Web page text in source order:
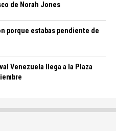
de Norah Jones
porque estabas pendiente de
Venezuela llega a la Plaza